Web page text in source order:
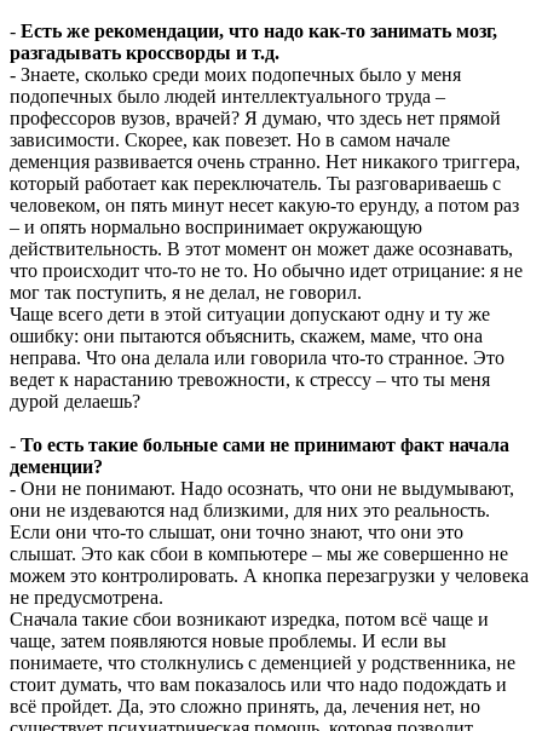
- Есть же рекомендации, что надо как-то занимать мозг,
разгадывать кроссворды и т.д.
- Знаете, сколько среди моих подопечных было у меня
подопечных было людей интеллектуального труда –
профессоров вузов, врачей? Я думаю, что здесь нет прямой
зависимости. Скорее, как повезет. Но в самом начале
деменция развивается очень странно. Нет никакого триггера,
который работает как переключатель. Ты разговариваешь с
человеком, он пять минут несет какую-то ерунду, а потом раз
– и опять нормально воспринимает окружающую
действительность. В этот момент он может даже осознавать,
что происходит что-то не то. Но обычно идет отрицание: я не
мог так поступить, я не делал, не говорил.
Чаще всего дети в этой ситуации допускают одну и ту же
ошибку: они пытаются объяснить, скажем, маме, что она
неправа. Что она делала или говорила что-то странное. Это
ведет к нарастанию тревожности, к стрессу – что ты меня
дурой делаешь?
- То есть такие больные сами не принимают факт начала
деменции?
- Они не понимают. Надо осознать, что они не выдумывают,
они не издеваются над близкими, для них это реальность.
Если они что-то слышат, они точно знают, что они это
слышат. Это как сбои в компьютере – мы же совершенно не
можем это контролировать. А кнопка перезагрузки у человека
не предусмотрена.
Сначала такие сбои возникают изредка, потом всё чаще и
чаще, затем появляются новые проблемы. И если вы
понимаете, что столкнулись с деменцией у родственника, не
стоит думать, что вам показалось или что надо подождать и
всё пройдет. Да, это сложно принять, да, лечения нет, но